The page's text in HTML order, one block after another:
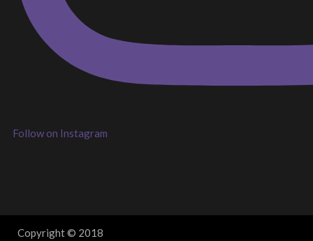
Follow on Instagram
Copyright © 2018